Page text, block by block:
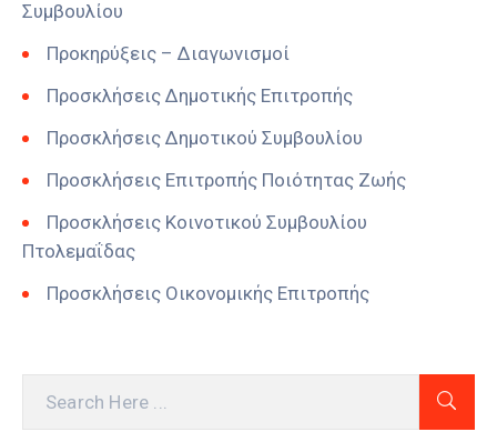
Συμβουλίου
Προκηρύξεις – Διαγωνισμοί
Προσκλήσεις Δημοτικής Επιτροπής
Προσκλήσεις Δημοτικού Συμβουλίου
Προσκλήσεις Επιτροπής Ποιότητας Ζωής
Προσκλήσεις Κοινοτικού Συμβουλίου
Πτολεμαΐδας
Προσκλήσεις Οικονομικής Επιτροπής